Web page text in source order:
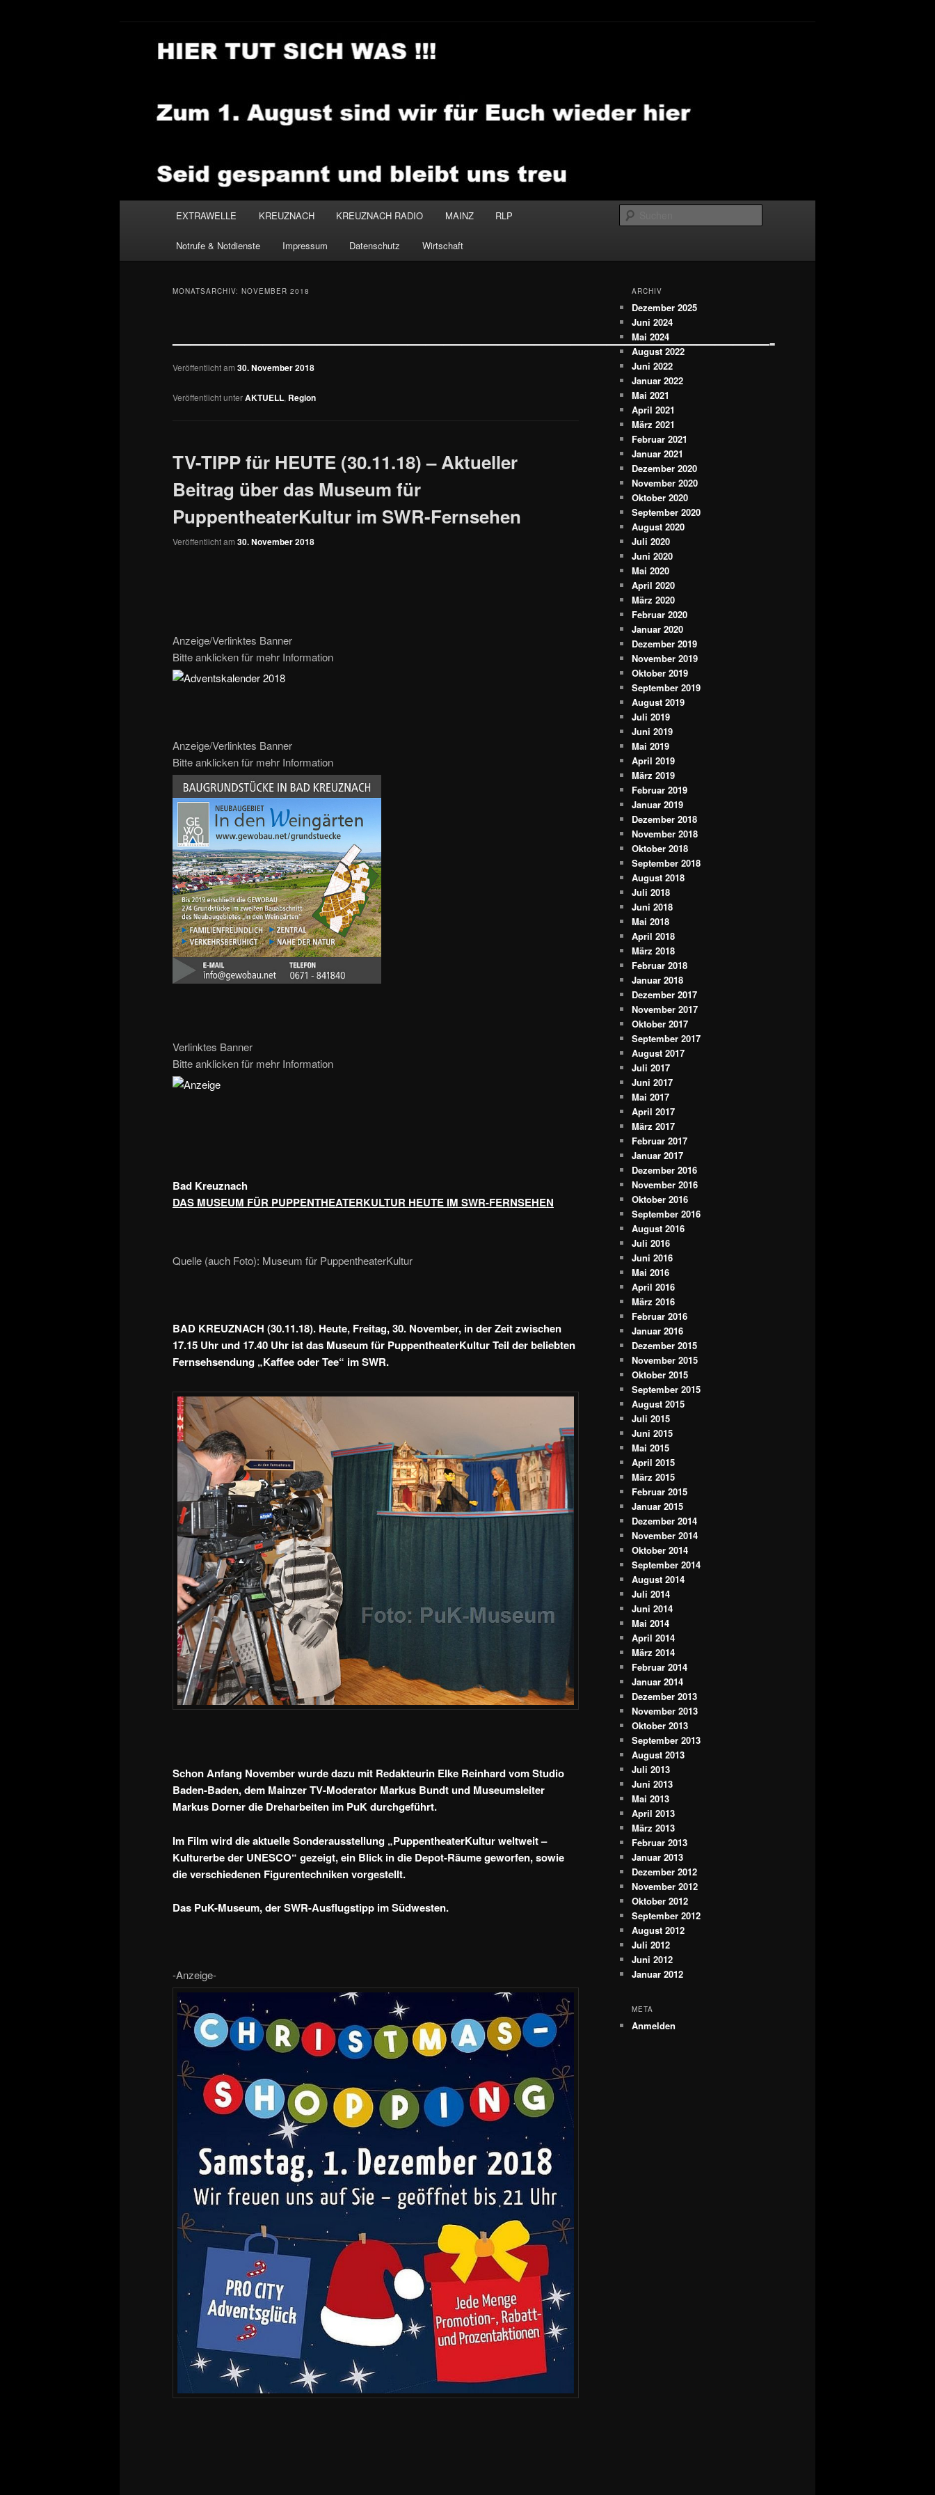
EXTRAWELLE KREUZNACH KREUZNACH RADIO MAINZ RLP
Notrufe & Notdienste Impressum Datenschutz Wirtschaft
MONATSARCHIV: NOVEMBER 2018
—————————————————————————————————-
Veröffentlicht am 30. November 2018
Veröffentlicht unterAKTUELL, Region
TV-TIPP für HEUTE (30.11.18) – Aktueller
Beitrag über das Museum für
PuppentheaterKultur im SWR-Fernsehen
Veröffentlicht am 30. November 2018
Anzeige/Verlinktes Banner
Bitte anklicken für mehr Information
Anzeige/Verlinktes Banner
Bitte anklicken für mehr Information
Verlinktes Banner
Bitte anklicken für mehr Information
Bad Kreuznach
DAS MUSEUM FÜR PUPPENTHEATERKULTUR HEUTE IM SWR-FERNSEHEN
Quelle (auch Foto): Museum für PuppentheaterKultur
BAD KREUZNACH (30.11.18). Heute, Freitag, 30. November, in der Zeit zwischen
17.15 Uhr und 17.40 Uhr ist das Museum für PuppentheaterKultur Teil derbeliebten
Fernsehsendung „Kaffee oder Tee“ im SWR.
Schon Anfang November wurde dazu mit Redakteurin Elke Reinhard vom Studio
Baden-Baden, dem Mainzer TV-Moderator Markus Bundt und Museumsleiter
Markus Dorner die Dreharbeiten im PuK durchgeführt.
Im Film wird die aktuelle Sonderausstellung „PuppentheaterKultur weltweit –
Kulturerbe der UNESCO“ gezeigt, ein Blick in die Depot-Räume geworfen, sowie
die verschiedenen Figurentechniken vorgestellt.
Das PuK-Museum, der SWR-Ausflugstipp im Südwesten.
-Anzeige-
ARCHIV
Dezember 2025
Juni 2024
Mai 2024
August 2022
Juni 2022
Januar 2022
Mai 2021
April 2021
März 2021
Februar 2021
Januar 2021
Dezember 2020
November 2020
Oktober 2020
September 2020
August 2020
Juli 2020
Juni 2020
Mai 2020
April 2020
März 2020
Februar 2020
Januar 2020
Dezember 2019
November 2019
Oktober 2019
September 2019
August 2019
Juli 2019
Juni 2019
Mai 2019
April 2019
März 2019
Februar 2019
Januar 2019
Dezember 2018
November 2018
Oktober 2018
September 2018
August 2018
Juli 2018
Juni 2018
Mai 2018
April 2018
März 2018
Februar 2018
Januar 2018
Dezember 2017
November 2017
Oktober 2017
September 2017
August 2017
Juli 2017
Juni 2017
Mai 2017
April 2017
März 2017
Februar 2017
Januar 2017
Dezember 2016
November 2016
Oktober 2016
September 2016
August 2016
Juli 2016
Juni 2016
Mai 2016
April 2016
März 2016
Februar 2016
Januar 2016
Dezember 2015
November 2015
Oktober 2015
September 2015
August 2015
Juli 2015
Juni 2015
Mai 2015
April 2015
März 2015
Februar 2015
Januar 2015
Dezember 2014
November 2014
Oktober 2014
September 2014
August 2014
Juli 2014
Juni 2014
Mai 2014
April 2014
März 2014
Februar 2014
Januar 2014
Dezember 2013
November 2013
Oktober 2013
September 2013
August 2013
Juli 2013
Juni 2013
Mai 2013
April 2013
März 2013
Februar 2013
Januar 2013
Dezember 2012
November 2012
Oktober 2012
September 2012
August 2012
Juli 2012
Juni 2012
Januar 2012
META
Anmelden